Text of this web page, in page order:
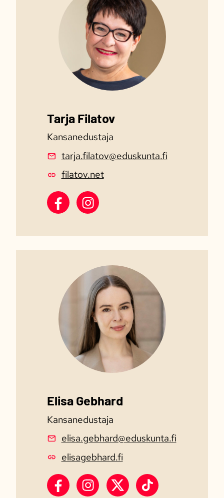
Tarja Filatov
Kansanedustaja
tarja.filatov@eduskunta.fi
filatov.net
Tarja Filatov Facebook
Tarja Filatov Instagram
Elisa Gebhard
Kansanedustaja
elisa.gebhard@eduskunta.fi
elisagebhard.fi
Elisa Gebhard Facebook
Elisa Gebhard Instagram
Elisa Gebhard X
Elisa Gebhard